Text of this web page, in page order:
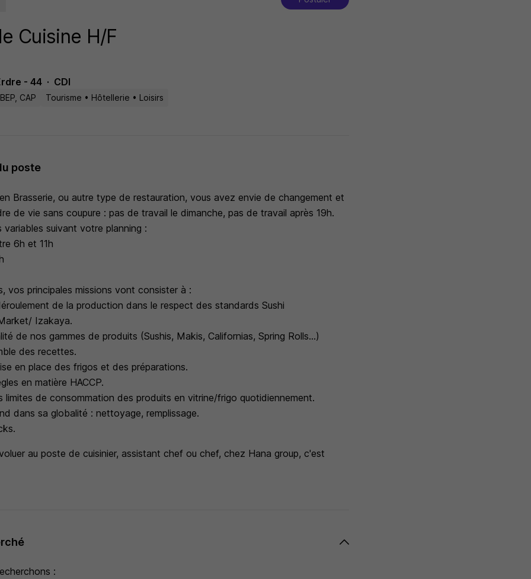
Cuisine H/F
- 44
CDI
BEP, CAP Tourisme • Hôtellerie • Loisirs
poste
Brasserie, ou autre type de restauration, vous avez envie de changement et
de vie sans coupure : pas de travail le dimanche, pas de travail après 19h.
variables suivant votre planning :
6h et 11h
vos principales missions vont consister à :
de la production dans le respect des standards Sushi
Izakaya.
de nos gammes de produits (Sushis, Makis, Californias, Spring Rolls...)
des recettes.
en place des frigos et des préparations.
en matière HACCP.
limites de consommation des produits en vitrine/frigo quotidiennement.
dans sa globalité : nettoyage, remplissage.
au poste de cuisinier, assistant chef ou chef, chez Hana group, c'est
: